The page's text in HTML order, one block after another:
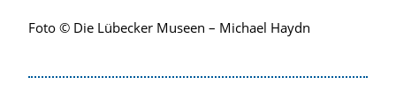
Foto © Die Lübecker Museen – Michael Haydn